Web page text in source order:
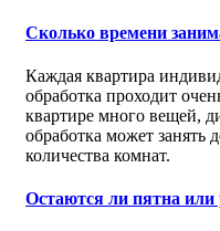
Сколько времени
Каждая квартира
обработка проходит
квартире много вещей,
обработка может занять
количества комнат.
Остаются ли пятна или